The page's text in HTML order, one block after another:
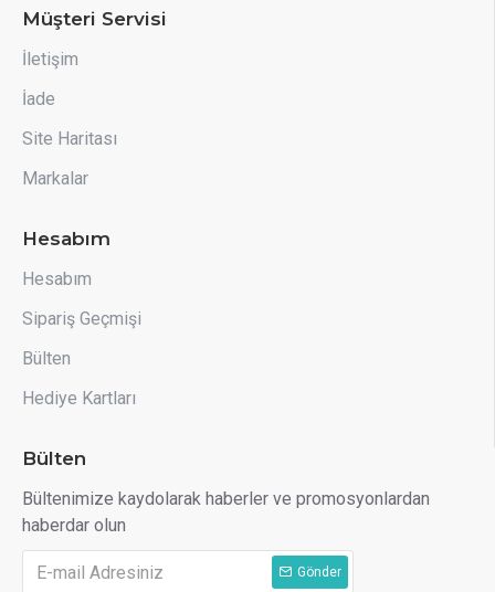
Müşteri Servisi
İletişim
İade
Site Haritası
Markalar
Hesabım
Hesabım
Sipariş Geçmişi
Bülten
Hediye Kartları
Bülten
Bültenimize kaydolarak haberler ve promosyonlardan
haberdar olun
Gönder